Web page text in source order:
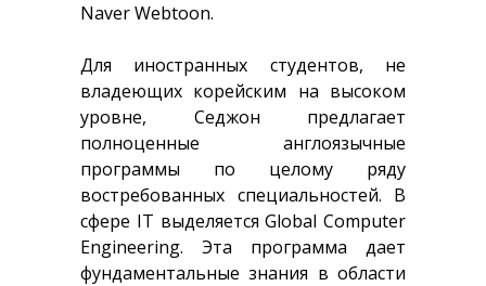
Naver Webtoon.
Для иностранных студентов, не
владеющих корейским на высоком
уровне, Седжон предлагает
полноценные англоязычные
программы по целому ряду
востребованных специальностей. В
сфере IT выделяется Global Computer
Engineering. Эта программа дает
фундаментальные знания в области